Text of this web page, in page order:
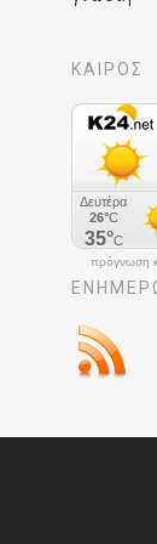
ΚΑΙΡΟΣ
πρόγνωση